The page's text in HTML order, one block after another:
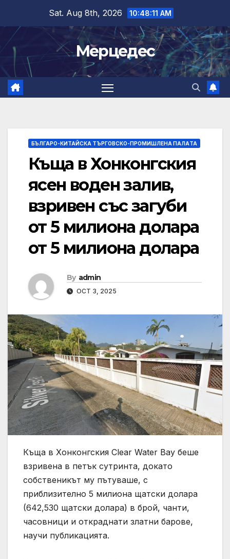
content
Sat. Aug 8th, 2026 10:48:12 AM
Мерцедес
БЪЛГАРО-КИТАЙСКА ТЪРГОВСКО-ПРОМИШЛЕНА ПАЛAТА
Къща в Хонконгския
ясен воден залив,
взривен със загуби
от 5 милиона долара
от 5 милиона долара
By admin
OCT 3, 2025
Къща в Хонконгския Clear Water Bay беше
взривена в петък сутринта, докато
собственикът му пътуваше, с
приблизително 5 милиона щатски долара
(642,530 щатски долара) в брой, чанти,
часовници и откраднати златни барове,
научи публикацията.